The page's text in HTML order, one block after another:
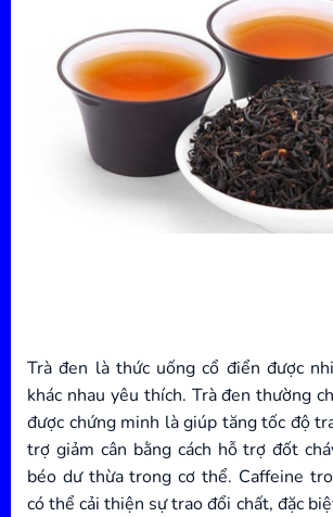
Trà đen là thức uống cổ điển được
khác nhau yêu thích. Trà đen thường
được chứng minh là giúp tăng tốc độ
trợ giảm cân bằng cách hỗ trợ đốt
béo dư thừa trong cơ thể. Caffeine
có thể cải thiện sự trao đổi chất, đặc